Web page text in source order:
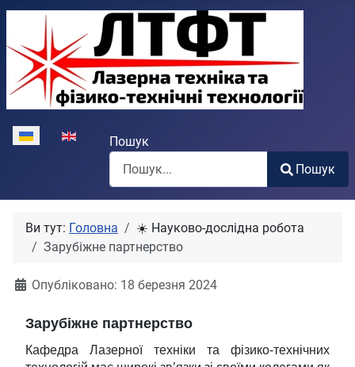
Виберіть свою мовуПошук
Пошук
Ви тут: Головна
☀️ Науково-дослідна робота
Зарубіжне партнерство
Опубліковано: 18 березня 2024
Зарубіжне партнерство
Кафедра Лазерної техніки та фізико-технічних